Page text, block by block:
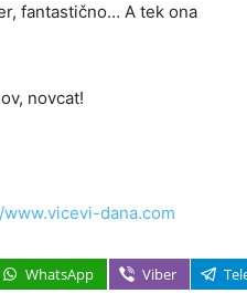
fantastično… A tek ona
novcat!
dana.com
WhatsApp Viber